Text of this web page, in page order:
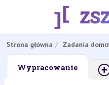
Strona główna Zadania
Wypracowanie +